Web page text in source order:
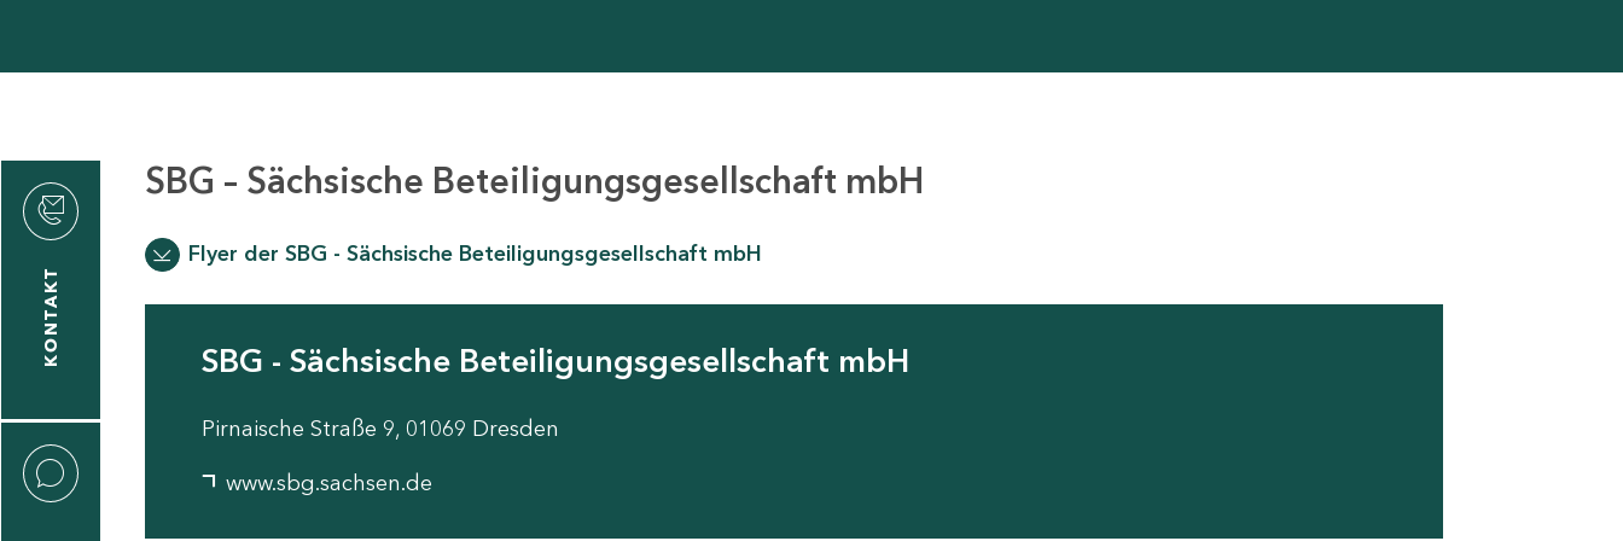
KONTAKT
SBG – Sächsische Beteiligungsgesellschaft mbH
Flyer der SBG - Sächsische Beteiligungsgesellschaft mbH
SBG - Sächsische Beteiligungsgesellschaft mbH
Pirnaische Straße 9, 01069 Dresden
www.sbg.sachsen.de